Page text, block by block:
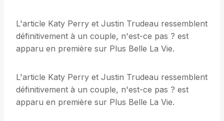
L'article Katy Perry et Justin Trudeau ressemblent
définitivement à un couple, n'est-ce pas ? est
apparu en première sur Plus Belle La Vie.
L'article Katy Perry et Justin Trudeau ressemblent
définitivement à un couple, n'est-ce pas ? est
apparu en première sur Plus Belle La Vie.